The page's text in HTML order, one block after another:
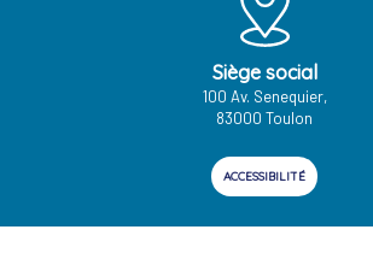
Siège social
100 Av. Senequier,
83000 Toulon
ACCESSIBILITÉ